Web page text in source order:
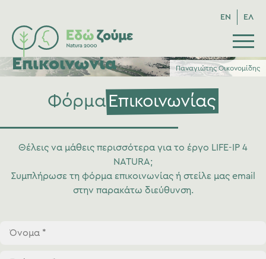
EN ΕΛ
Επικοινωνία Παναγιώτης Οικονομίδης
Φόρμα Επικοινωνίας
Θέλεις να μάθεις περισσότερα για το έργο LIFE-IP 4
NATURA;
Συμπλήρωσε τη φόρμα επικοινωνίας ή στείλε μας email
στην παρακάτω διεύθυνση.